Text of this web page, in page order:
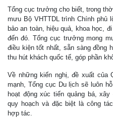
Tổng cục trưởng cho biết, trong
mưu Bộ VHTTDL trình Chính phủ
bảo an toàn, hiệu quả, khoa học,
đến đó. Tổng cục trưởng mong
điều kiện tốt nhất, sẵn sàng đồng
thu hút khách quốc tế, góp phần
Về những kiến nghị, đề xuất của
mạnh, Tổng cục Du lịch sẽ luôn
hoạt động xúc tiến quảng bá,
quy hoạch và đặc biệt là công
hợp tác.